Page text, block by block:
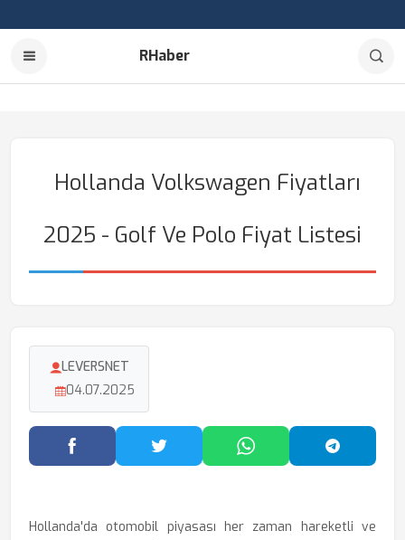
RHaber
Hollanda Volkswagen Fiyatları
2025 - Golf Ve Polo Fiyat Listesi
LEVERSNET
04.07.2025
Facebook'ta PaylaşTwitter'da PaylaşWhatsApp'ta Paylaş
Hollanda'da otomobil piyasası her zaman hareketli ve